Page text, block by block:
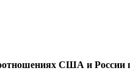
США и России